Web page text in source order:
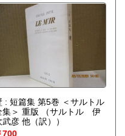
: 短篇集 第5巻 ＜サルトル
集＞ 重版
（サルトル 伊
武彦 他（訳））
700